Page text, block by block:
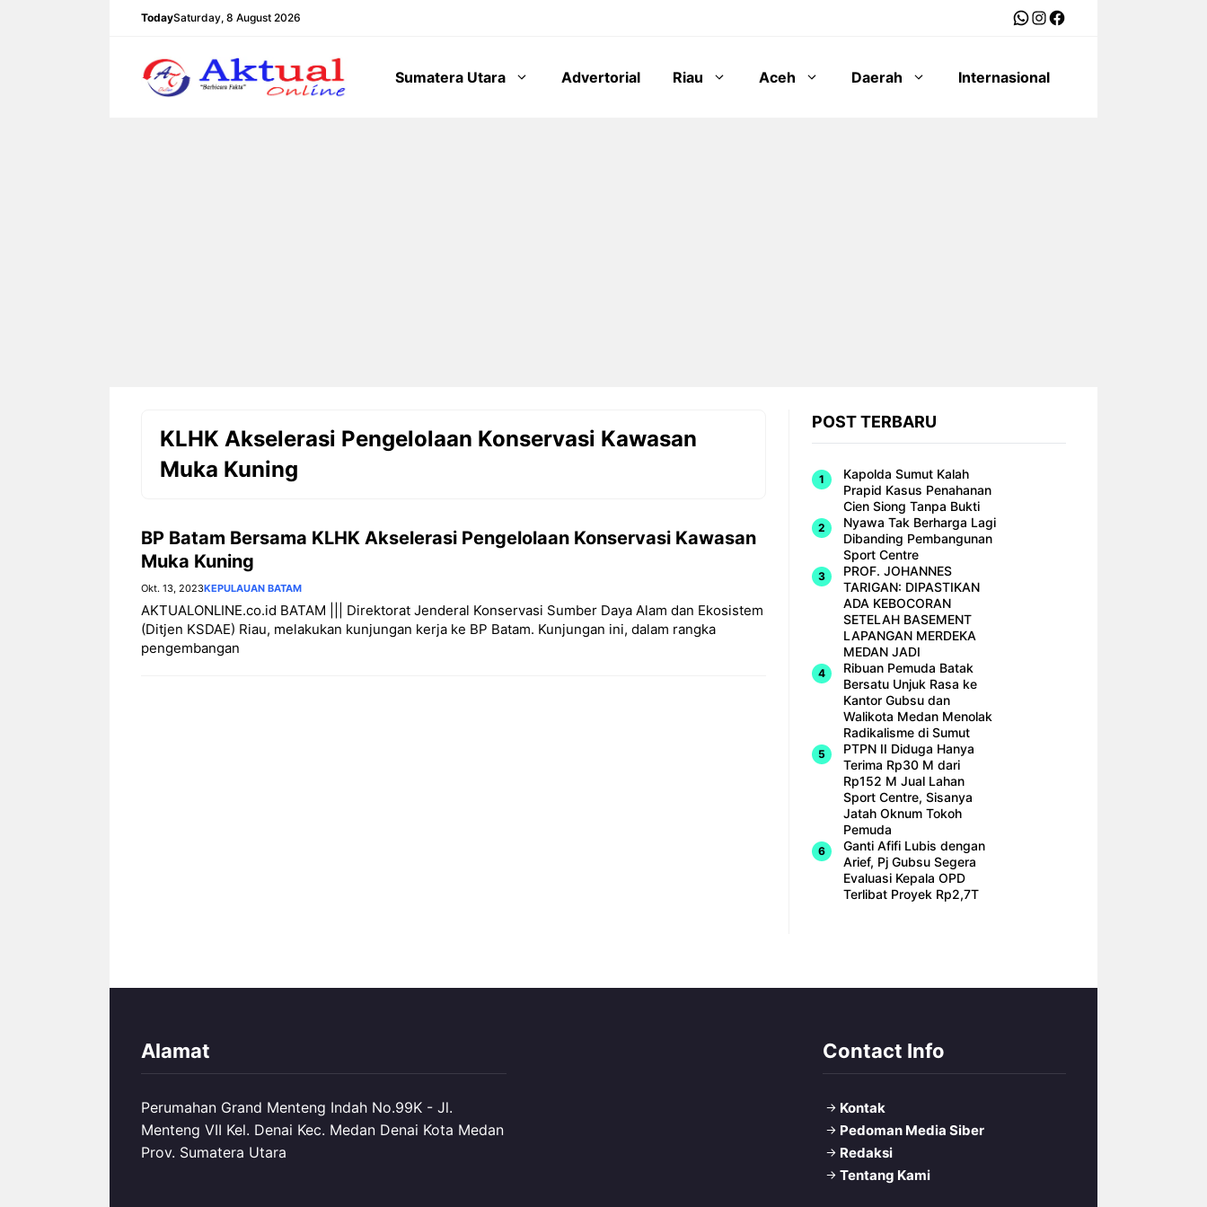
TodaySaturday, 8 August 2026 WhatsApp
Instagram
Facebook
Sumatera Utara Advertorial Riau Aceh Daerah Internasional
KLHK Akselerasi Pengelolaan Konservasi Kawasan
Muka Kuning
BP Batam Bersama KLHK Akselerasi Pengelolaan Konservasi Kawasan
Muka Kuning
Okt. 13, 2023KEPULAUAN BATAM
AKTUALONLINE.co.id BATAM ||| Direktorat Jenderal Konservasi Sumber Daya Alam dan Ekosistem
(Ditjen KSDAE) Riau, melakukan kunjungan kerja ke BP Batam. Kunjungan ini, dalam rangka
pengembangan
POST TERBARU
Kapolda Sumut Kalah
Prapid Kasus Penahanan
Cien Siong Tanpa Bukti
Nyawa Tak Berharga Lagi
Dibanding Pembangunan
Sport Centre
PROF. JOHANNES
TARIGAN: DIPASTIKAN
ADA KEBOCORAN
SETELAH BASEMENT
LAPANGAN MERDEKA
MEDAN JADI
Ribuan Pemuda Batak
Bersatu Unjuk Rasa ke
Kantor Gubsu dan
Walikota Medan Menolak
Radikalisme di Sumut
PTPN II Diduga Hanya
Terima Rp30 M dari
Rp152 M Jual Lahan
Sport Centre, Sisanya
Jatah Oknum Tokoh
Pemuda
Ganti Afifi Lubis dengan
Arief, Pj Gubsu Segera
Evaluasi Kepala OPD
Terlibat Proyek Rp2,7T
Alamat
Perumahan Grand Menteng Indah No.99K - Jl.
Menteng VII Kel. Denai Kec. Medan Denai Kota Medan
Prov. Sumatera Utara
Contact Info
Kontak
Pedoman Media Siber
Redaksi
Tentang Kami